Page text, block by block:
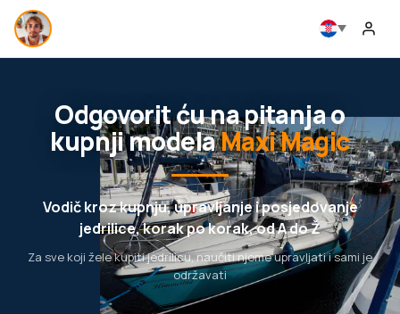
Odgovorit ću na pitanja o
kupnji modelaMaxi Magic
Vodič kroz kupnju, upravljanje i posjedovanje
jedrilice, korak po korak, od A do Ž
Za sve koji žele kupiti jedrilicu, naučiti njome upravljati i sami je
održavati